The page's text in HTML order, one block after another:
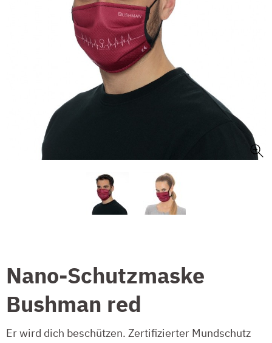
Nano-Schutzmaske
Bushman red
Er wird dich beschützen. Zertifizierter Mundschutz